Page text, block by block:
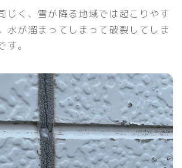
じく、雪が降る地域では起こりやす
水が溜まってしまって破裂してしま
す。